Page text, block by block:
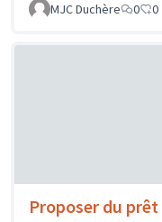
MJC Duchère
0 0
Proposer du